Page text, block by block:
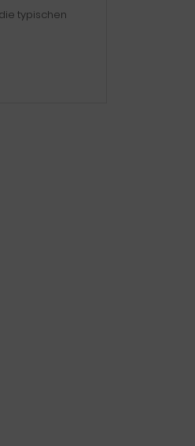
typischen